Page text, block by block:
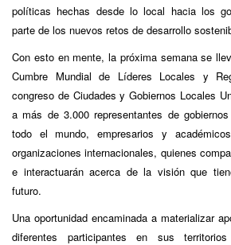
políticas hechas desde lo local hacia los
parte de los nuevos retos de desarrollo
Con esto en mente, la próxima semana se
Cumbre Mundial de Líderes Locales y
congreso de Ciudades y Gobiernos Locales
a más de 3.000 representantes de
todo el mundo, empresarios y
organizaciones internacionales, quienes
e interactuarán acerca de la visión que
futuro.
Una oportunidad encaminada a materializar
diferentes participantes en sus